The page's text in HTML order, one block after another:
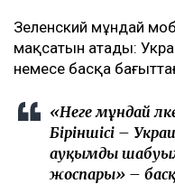
Зеленский мұндай
мақсатын атады:
немесе басқа
«Неге мұндай
Біріншісі –
ауқымды шабуыл
жоспары» –